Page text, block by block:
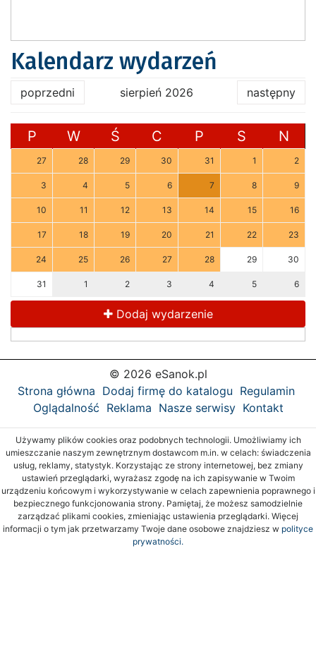
Kalendarz wydarzeń
poprzedni sierpień 2026 następny
P W Ś C P S N
27 28 29 30 31 1 2
3 4 5 6 7 8 9
10 11 12 13 14 15 16
17 18 19 20 21 22 23
24 25 26 27 28 29 30
31 1 2 3 4 5 6
Dodaj wydarzenie
© 2026 eSanok.pl
Strona główna Dodaj firmę do katalogu Regulamin
Oglądalność Reklama Nasze serwisy Kontakt
Używamy plików cookies oraz podobnych technologii. Umożliwiamy ich
umieszczanie naszym zewnętrznym dostawcom m.in. w celach: świadczenia
usług, reklamy, statystyk. Korzystając ze strony internetowej, bez zmiany
ustawień przeglądarki, wyrażasz zgodę na ich zapisywanie w Twoim
urządzeniu końcowym i wykorzystywanie w celach zapewnienia poprawnego i
bezpiecznego funkcjonowania strony. Pamiętaj, że możesz samodzielnie
zarządzać plikami cookies, zmieniając ustawienia przeglądarki. Więcej
informacji o tym jak przetwarzamy Twoje dane osobowe znajdziesz w polityce
prywatności.